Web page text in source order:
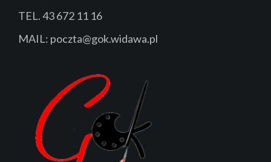
TEL. 43 672 11 16
MAIL: poczta@gok.widawa.pl